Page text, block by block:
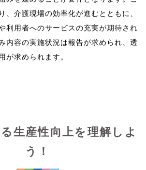
、介護現場の効率化が進むとともに、
利用者へのサービスの充実が期待され
内容の実施状況は報告が求められ、透
生産性向上を理解しよ
う！